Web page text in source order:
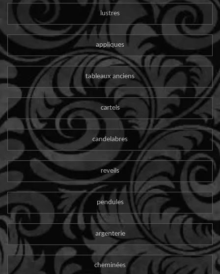
lustres
appliques
tableaux anciens
cartels
candelabres
reveils
pendules
argenterie
cheminées